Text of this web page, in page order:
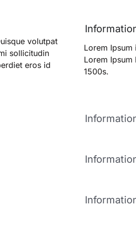
volutpat
sollicitudin
eros id
Lorem
Lorem Ipsum
1500s.